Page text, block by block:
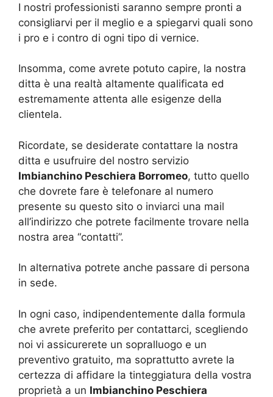
I nostri professionisti saranno sempre pronti a
consigliarvi per il meglio e a spiegarvi quali sono
i pro e i contro di ogni tipo di vernice.
Insomma, come avrete potuto capire, la nostra
ditta è una realtà altamente qualificata ed
estremamente attenta alle esigenze della
clientela.
Ricordate, se desiderate contattare la nostra
ditta e usufruire del nostro servizio
Imbianchino Peschiera Borromeo, tutto quello
che dovrete fare è telefonare al numero
presente su questo sito o inviarci una mail
all’indirizzo che potrete facilmente trovare nella
nostra area “contatti”.
In alternativa potrete anche passare di persona
in sede.
In ogni caso, indipendentemente dalla formula
che avrete preferito per contattarci, scegliendo
noi vi assicurerete un sopralluogo e un
preventivo gratuito, ma soprattutto avrete la
certezza di affidare la tinteggiatura della vostra
proprietà a un Imbianchino Peschiera